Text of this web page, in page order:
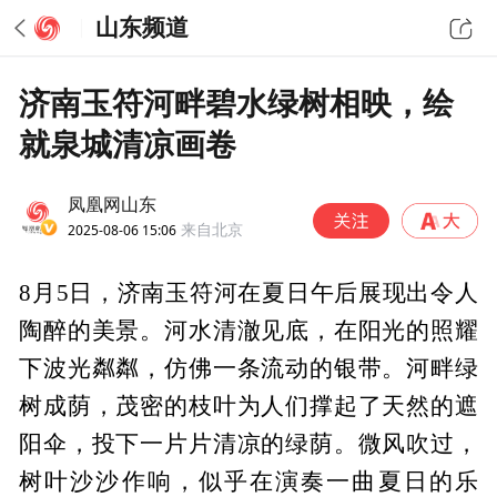
山东频道
济南玉符河畔碧水绿树相映，绘
就泉城清凉画卷
凤凰网山东
2025-08-06 15:06 来自北京
8月5日，济南玉符河在夏日午后展现出令人
陶醉的美景。河水清澈见底，在阳光的照耀
下波光粼粼，仿佛一条流动的银带。河畔绿
树成荫，茂密的枝叶为人们撑起了天然的遮
阳伞，投下一片片清凉的绿荫。微风吹过，
树叶沙沙作响，似乎在演奏一曲夏日的乐